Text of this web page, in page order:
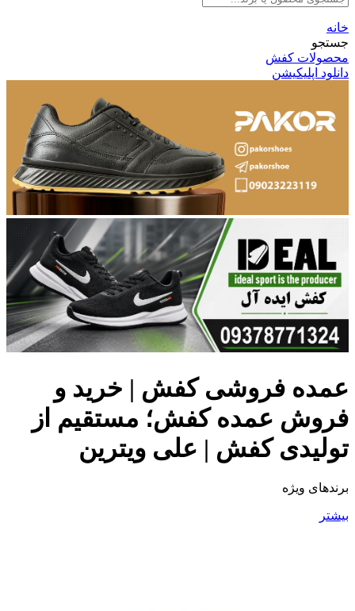
خانه
جستجو
محصولات کفش
دانلود اپلیکیشن
عمده فروشی کفش | خرید و
فروش عمده کفش؛ مستقیم از
تولیدی کفش | علی ویترین
برند‌های ویژه
بیشتر